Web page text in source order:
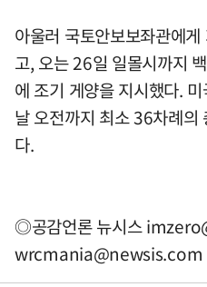
아울러 국토안보보좌관에
고, 오는 26일 일몰시까지
에 조기 게양을 지시했다.
날 오전까지 최소 36차례의
다.
◎공감언론 뉴시스
wrcmania@newsis.com